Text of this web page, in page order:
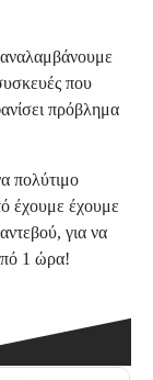
που
πρόβλημα
πολύτιμο
έχουμε έχουμε
για να
1 ώρα!